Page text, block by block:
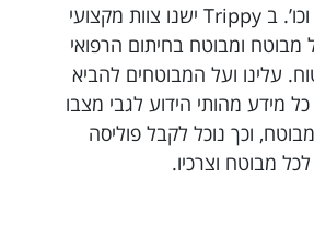
חלילה, לחץ דם וכו’. ב Trippy ישנו צוות מקצועי
מבוטח ומבוטח בחיתום הרפואי
עלינו ועל המבוטחים להביא
מידע מהותי הידוע לגבי מצבו
וכך נוכל לקבל פוליסה
מבוטח וצרכיו.